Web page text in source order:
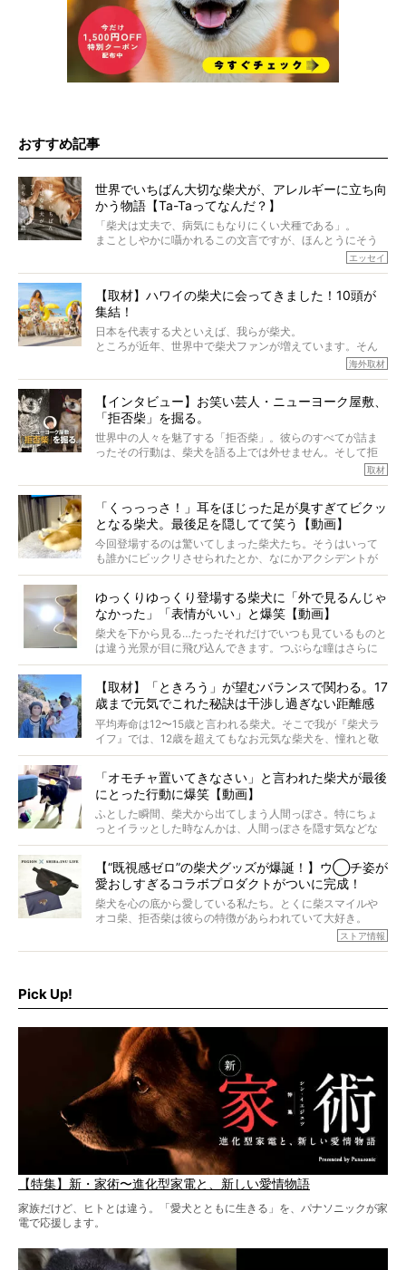
おすすめ記事
世界でいちばん大切な柴犬が、アレルギーに立ち向
かう物語【Ta-Taってなんだ？】
「柴犬は丈夫で、病気にもなりにくい犬種である」。
まことしやかに囁かれるこの文言ですが、ほんとうにそう
でも、いざそれぞれの個体を見ていくと、丈夫で病気にも
なりにくい、とは言えないような気もするのです。
実際に「病気にならない」などということはないし、飼い
主はそのためにやるべきことがある。
今回は、柴犬に関わる方たちすべてに読んで欲しい、ある
語でした。
※文章はご本人の了承を得て編集しています
※画像はすべてイメージです
※この記事は個人の感想であり、効果・効能を示すものではありません
エッセイ
【取材】ハワイの柴犬に会ってきました！10頭が
集結！
日本を代表する犬といえば、我らが柴犬。
ところが近年、世界中で柴犬ファンが増えています。そん
な中「柴犬ライフ」が目をつけたのは、南の楽園ハワイ。
そんな噂を聞きつけ、今回はハワイの柴犬たちを取材して
きました！
海外取材
【インタビュー】お笑い芸人・ニューヨーク屋敷、
「拒否柴」を掘る。
世界中の人々を魅了する「拒否柴」。彼らのすべてが詰ま
ったその行動は、柴犬を語る上では外せません。そして拒
否柴がここまで話題になるのは、“映える”ことも理由のひと
がるのでしょうか。
最近版画製作を始めた、お笑いコンビ「ニューヨーク」の
屋敷裕政さんに、拒否柴を掘っていただきました！ イン
タビューと合わせてご覧ください。
取材
「くっっっさ！」耳をほじった足が臭すぎてビクッ
となる柴犬。最後足を隠してて笑う【動画】
今回登場するのは驚いてしまった柴犬たち。そうはいって
も誰かにビックリさせられたとか、なにかアクシデントが
起きたとか、そういうことが原因ではありません。全ての
ゆっくりゆっくり登場する柴犬に「外で見るんじゃ
なかった」「表情がいい」と爆笑【動画】
柴犬を下から見る…たったそれだけでいつも見ているものと
は違う光景が目に飛び込んできます。つぶらな瞳はさらに
つぶらに見え、モフモフのお顔はさらにモフモフに見えま
【取材】「ときろう」が望むバランスで関わる。17
歳まで元気でこれた秘訣は干渉し過ぎない距離感
#38ときろう
平均寿命は12〜15歳と言われる柴犬。そこで我が『柴犬ラ
イフ』では、12歳を超えてもなお元気な柴犬を、憧れと敬
意を込めて“レジェンド柴”と呼んでいます。 この特集で
ォーカスし、その元気の秘訣や、老犬と暮らすうえで大切
だと思うことを、オーナーさんに語っていただきます。今
回登場してくれたのは、17歳のときろうくん。小さい頃か
ら食が細かったため、何でも食べさせてきたということで
「オモチャ置いてきなさい」と言われた柴犬が最後
にとった行動に爆笑【動画】
ふとした瞬間、柴犬から出てしまう人間っぽさ。特にちょ
っとイラッとした時なんかは、人間っぽさを隠す気などな
いように見えます。もしかして本当の本当は、中身は人間
【“既視感ゼロ”の柴犬グッズが爆誕！】ウ◯チ姿が
愛おしすぎるコラボプロダクトがついに完成！
柴犬を心の底から愛している私たち。とくに柴スマイルや
オコ柴、拒否柴は彼らの特徴があらわれていて大好き。
でもちょっと待て…もうひとつ、忘れてはならない愛おしい
ストア情報
Pick Up!
【特集】新・家術〜進化型家電と、新しい愛情物語
家族だけど、ヒトとは違う。「愛犬とともに生きる」を、パナソニックが家
電で応援します。